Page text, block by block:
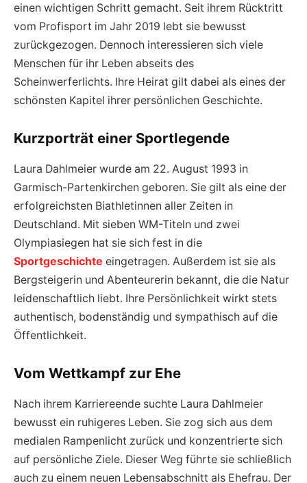
einen wichtigen Schritt gemacht. Seit ihrem Rücktritt
vom Profisport im Jahr 2019 lebt sie bewusst
zurückgezogen. Dennoch interessieren sich viele
Menschen für ihr Leben abseits des
Scheinwerferlichts. Ihre Heirat gilt dabei als eines der
schönsten Kapitel ihrer persönlichen Geschichte.
Kurzporträt einer Sportlegende
Laura Dahlmeier wurde am 22. August 1993 in
Garmisch-Partenkirchen geboren. Sie gilt als eine der
erfolgreichsten Biathletinnen aller Zeiten in
Deutschland. Mit sieben WM-Titeln und zwei
Olympiasiegen hat sie sich fest in die
Sportgeschichte eingetragen. Außerdem ist sie als
Bergsteigerin und Abenteurerin bekannt, die die Natur
leidenschaftlich liebt. Ihre Persönlichkeit wirkt stets
authentisch, bodenständig und sympathisch auf die
Öffentlichkeit.
Vom Wettkampf zur Ehe
Nach ihrem Karriereende suchte Laura Dahlmeier
bewusst ein ruhigeres Leben. Sie zog sich aus dem
medialen Rampenlicht zurück und konzentrierte sich
auf persönliche Ziele. Dieser Weg führte sie schließlich
auch zu einem neuen Lebensabschnitt als Ehefrau. Der